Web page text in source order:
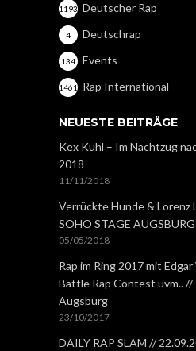
Deutscher Rap
1193
Deutschrap
4
Events
134
Rap International
1461
NEUESTE BEITRÄGE
Kex Kuhl – Im Nachtzug
2018
11/11/2018
Verrückte Hunde & Lorenz
SOHO STAGE AUGSBURG
05/05/2018
Rap im Ring 2017 mit Edgar
Battle Rap Contest uvm..
Augsburg
23/10/2017
DAILY RAP SLAM //